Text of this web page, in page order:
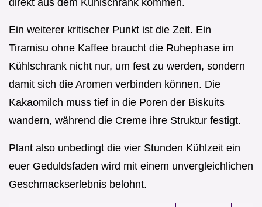
direkt aus dem Kühlschrank kommen.
Ein weiterer kritischer Punkt ist die Zeit. Ein
Tiramisu ohne Kaffee braucht die Ruhephase im
Kühlschrank nicht nur, um fest zu werden, sondern
damit sich die Aromen verbinden können. Die
Kakaomilch muss tief in die Poren der Biskuits
wandern, während die Creme ihre Struktur festigt.
Plant also unbedingt die vier Stunden Kühlzeit ein
euer Geduldsfaden wird mit einem unvergleichlichen
Geschmackserlebnis belohnt.